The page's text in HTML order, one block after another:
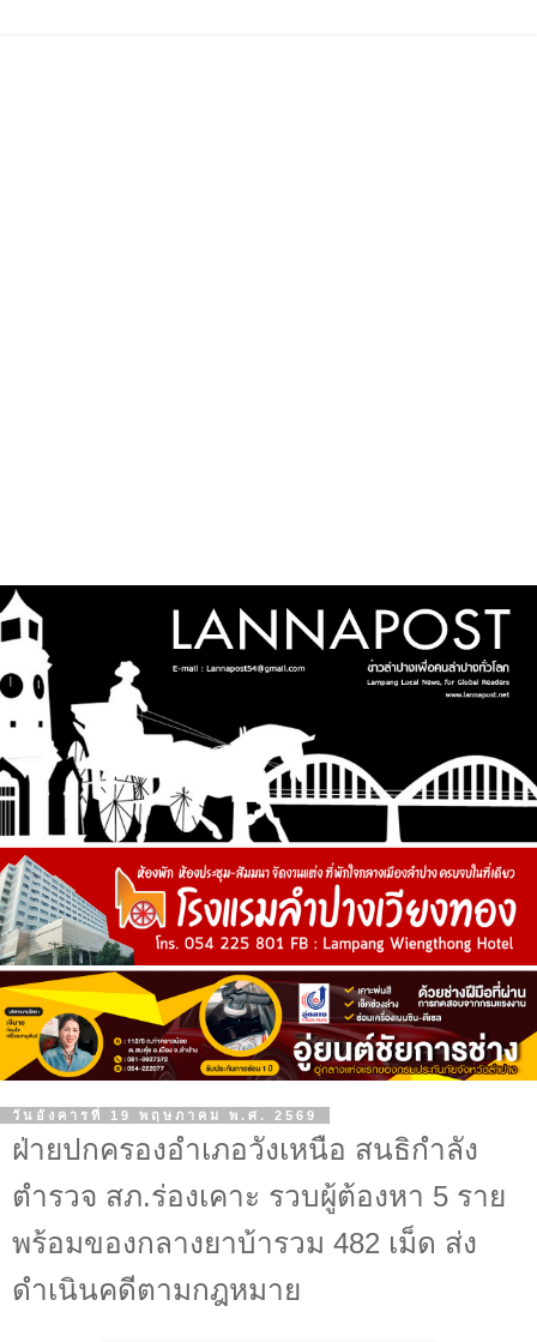
วันอังคารที่ 19 พฤษภาคม พ.ศ. 2569
ฝ่ายปกครองอำเภอวังเหนือ สนธิกำลัง
ตำรวจ สภ.ร่องเคาะ รวบผู้ต้องหา 5 ราย
พร้อมของกลางยาบ้ารวม 482 เม็ด ส่ง
ดำเนินคดีตามกฎหมาย